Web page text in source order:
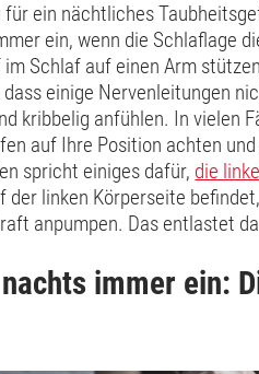
für ein nächtliches
ein, wenn die Schlaflage
Schlaf auf einen Arm
einige Nervenleitungen
kribbelig anfühlen. In vielen
auf Ihre Position achten
spricht einiges dafür, die
der linken Körperseite
anpumpen. Das entlastet
immer ein: